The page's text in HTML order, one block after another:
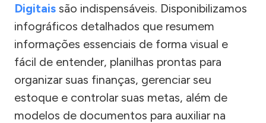
Digitais são indispensáveis. Disponibilizamos
infográficos detalhados que resumem
informações essenciais de forma visual e
fácil de entender, planilhas prontas para
organizar suas finanças, gerenciar seu
estoque e controlar suas metas, além de
modelos de documentos para auxiliar na